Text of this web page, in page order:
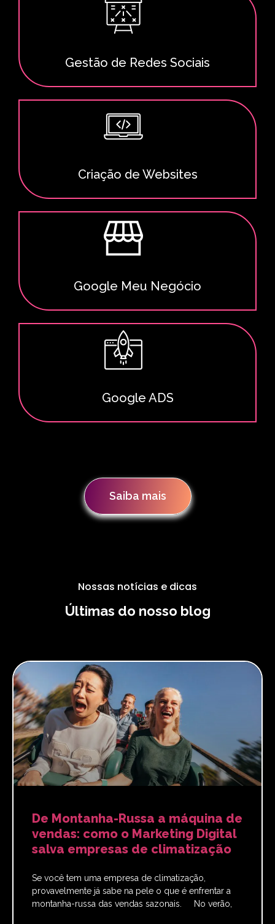
Gestão de Redes Sociais
Criação de Websites
Google Meu Negócio
Google ADS
Saiba mais
Nossas notícias e dicas
Últimas do nosso blog
De Montanha-Russa a máquina de
vendas: como o Marketing Digital
salva empresas de climatização
Se você tem uma empresa de climatização,
provavelmente já sabe na pele o que é enfrentar a
montanha-russa das vendas sazonais. No verão,